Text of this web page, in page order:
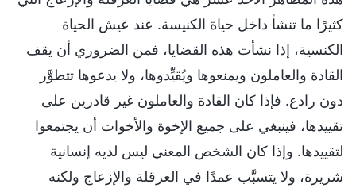
كثيرًا ما تنشأ داخل حياة الكنيسة. عند عيش الحياة
الكنسية، إذا نشأت هذه القضايا، فمن الضروري أن يقف
القادة والعاملون ويمنعوها ويُقيِّدوها، ولا يدعوها تتطوَّر
دون رادع. فإذا كان القادة والعاملون غير قادرين على
تقييدها، فينبغي على جميع الإخوة والأخوات أن يجتمعوا
لتقييدها. وإذا كان الشخص المعني ليس لديه إنسانية
شريرة، ولا يتسبَّب عمدًا في العرقلة والإزعاج ولكنه